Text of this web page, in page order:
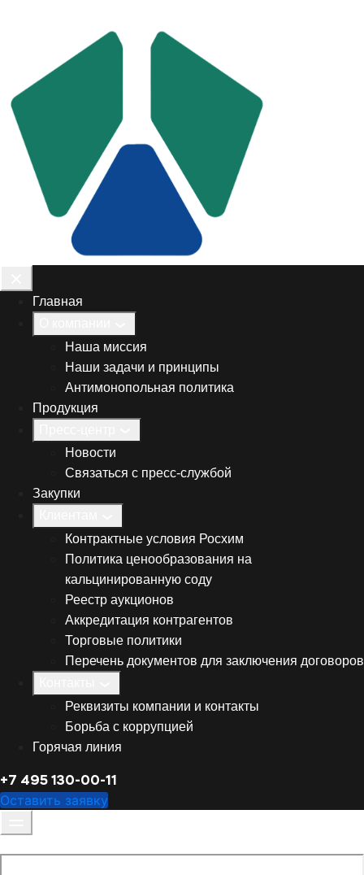
Главная
Наша миссия
Наши задачи и принципы
Антимонопольная политика
Продукция
Новости
Связаться с пресс-службой
Закупки
Контрактные условия Росхим
Политика ценообразования на
кальцинированную соду
Реестр аукционов
Аккредитация контрагентов
Торговые политики
Перечень документов для заключения договоров
Реквизиты компании и контакты
Борьба с коррупцией
Горячая линия
+7 495 130-00-11
Оставить заявку